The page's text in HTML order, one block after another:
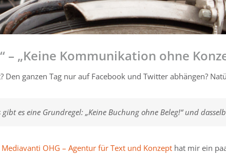
– „Keine Kommunikation ohne
Den ganzen Tag nur auf Facebook und Twitter abhängen?
es eine Grundregel: „Keine Buchung ohne Beleg!“ und
Mediavanti OHG – Agentur für Text und Konzept hat mir ein